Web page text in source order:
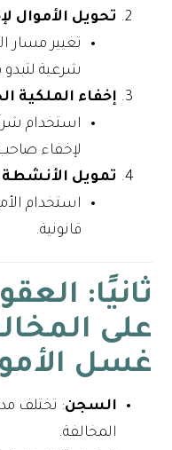
تحويل الأموال
تغيير مسار
شرعية لتبدو
إخفاء الملكية
استخدام
لإخفاء
تمويل الأنشطة
استخدام
قانونية.
ثانيًا:
على
غسل
السجن: تختلف
المخالفة.